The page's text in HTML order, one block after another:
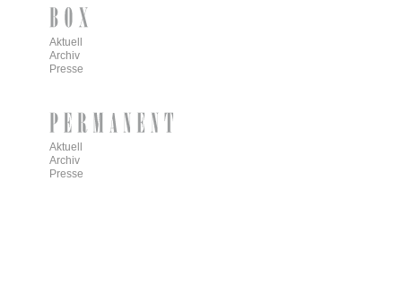
Aktuell
Archiv
Presse
Aktuell
Archiv
Presse